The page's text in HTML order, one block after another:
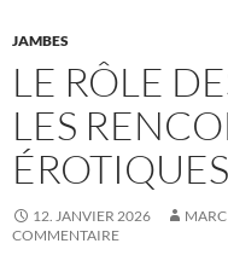
JAMBES
LE RÔLE
LES
ÉROTIQUES
12. JANVIER 2026
COMMENTAIRE